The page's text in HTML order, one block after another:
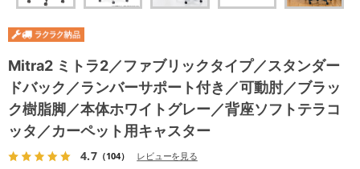
Mitra2 ミトラ2／ファブリックタイプ／スタンダー
ドバック／ランバーサポート付き／可動肘／ブラッ
ク樹脂脚／本体ホワイトグレー／背座ソフトテラコ
ッタ／カーペット用キャスター
4.7（104） レビューを見る